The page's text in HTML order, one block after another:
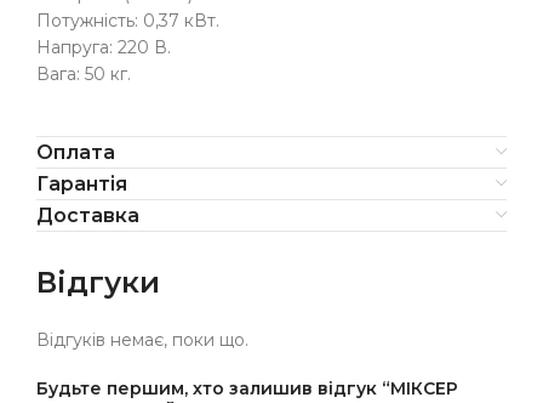
Потужність: 0,37 кВт.
Напруга: 220 В.
Вага: 50 кг.
Оплата
Гарантія
Доставка
Відгуки
Відгуків немає, поки що.
Будьте першим, хто залишив відгук “МІКСЕР